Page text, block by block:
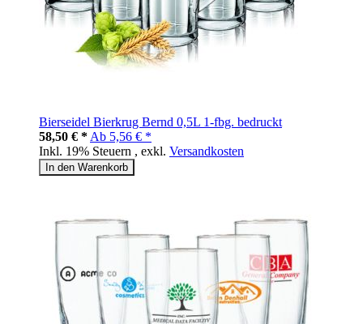
Bierseidel Bierkrug Bernd 0,5L 1-fbg. bedruckt
58,50 € * Ab 5,56 € *
Inkl. 19% Steuern , exkl. Versandkosten
In den Warenkorb